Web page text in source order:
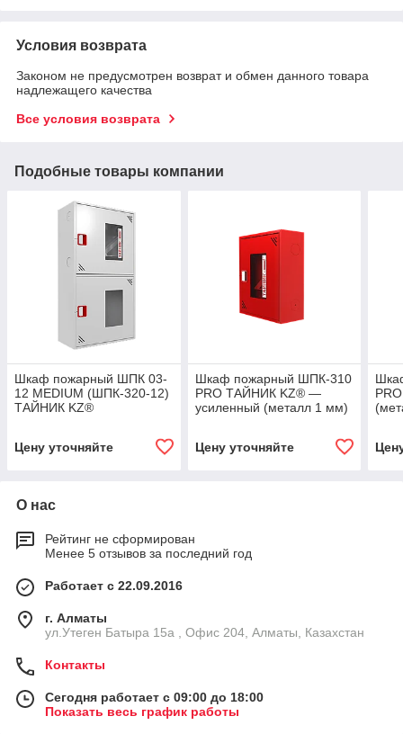
Условия возврата
Законом не предусмотрен возврат и обмен данного товара
надлежащего качества
Все условия возврата
Подобные товары компании
Шкаф пожарный ШПК 03-
12 MEDIUM (ШПК-320-12)
ТАЙНИК KZ®
мм)
Цену уточняйте
Шкаф пожарный ШПК-310
PRO ТАЙНИК KZ® —
усиленный (металл 1 мм)
Цену уточняйте
О нас
Рейтинг не сформирован
Менее 5 отзывов за последний год
Работает с 22.09.2016
г. Алматы
ул.Утеген Батыра 15а , Офис 204, Алматы, Казахстан
Контакты
Сегодня работает с 09:00 до 18:00
Показать весь график работы